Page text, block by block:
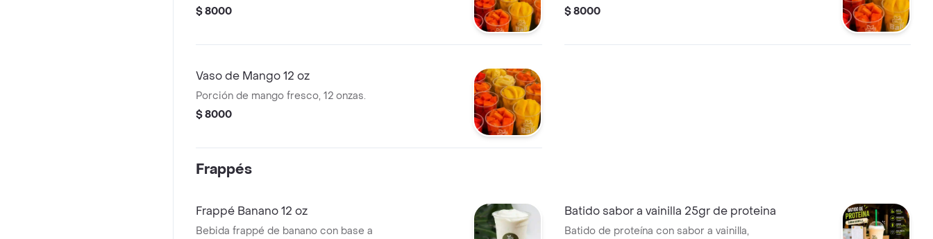
$ 8000
$ 8000
Vaso de Mango 12 oz
Porción de mango fresco, 12 onzas.
$ 8000
Frappés
Frappé Banano 12 oz
Bebida frappé de banano con base a
Batido sabor a vainilla 25gr de proteina
Batido de proteína con sabor a vainilla,